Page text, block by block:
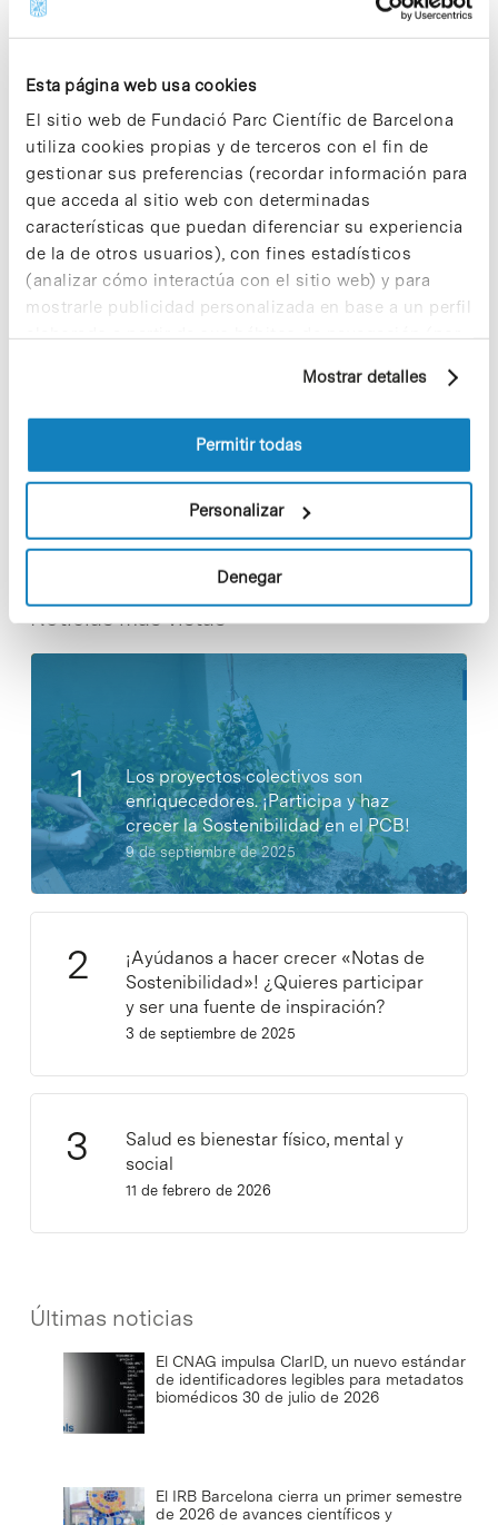
Esta página web usa cookies
El sitio web de Fundació Parc Científic de Barcelona
utiliza cookies propias y de terceros con el fin de
gestionar sus preferencias (recordar información para
que acceda al sitio web con determinadas
características que puedan diferenciar su experiencia
de la de otros usuarios), con fines estadísticos
(analizar cómo interactúa con el sitio web) y para
mostrarle publicidad personalizada en base a un perfil
elaborado a partir de sus hábitos de navegación (por
información sobre las cookies puede consultar
la Política de cookies del sitio web.
Mostrar detalles
Permitir todas
Personalizar
Denegar
tiene como objetivo utilizar el sistema de edición
genómica CRISPR/Cas9 para generar un modelo
gen Cerkl.Como paso previo para realizar el
análisis fenotípico completo, el proyecto también
caracterizará in vivo e in vitro las alteraciones
neurofisiológicas e histológicas en la retina de
estos animales. Este estudio fenotípico es un
requisito previo para evaluar su aplicabilidad como
herramienta en futuros ensayos de
neuroprotección de terapias farmacológicas,
génicas o celulares.
• Más información en laweb de la UB [+]
Share Share
Noticias más vistas
Los proyectos colectivos son
enriquecedores. ¡Participa y haz
crecer la Sostenibilidad en el PCB!
9 de septiembre de 2025
¡Ayúdanos a hacer crecer «Notas de
Sostenibilidad»! ¿Quieres participar
y ser una fuente de inspiración?
3 de septiembre de 2025
Salud es bienestar físico, mental y
social
11 de febrero de 2026
Últimas noticias
El CNAG impulsa ClarID, un nuevo estándar
de identificadores legibles para metadatos
biomédicos 30 de julio de 2026
El IRB Barcelona cierra un primer semestre
de 2026 de avances científicos y